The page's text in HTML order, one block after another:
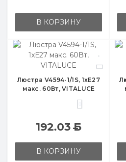
В КОРЗИНУ
Люстра V4594-1/1S, 1хЕ27
макс. 60Вт, VITALUCE
192.03Б
В КОРЗИНУ